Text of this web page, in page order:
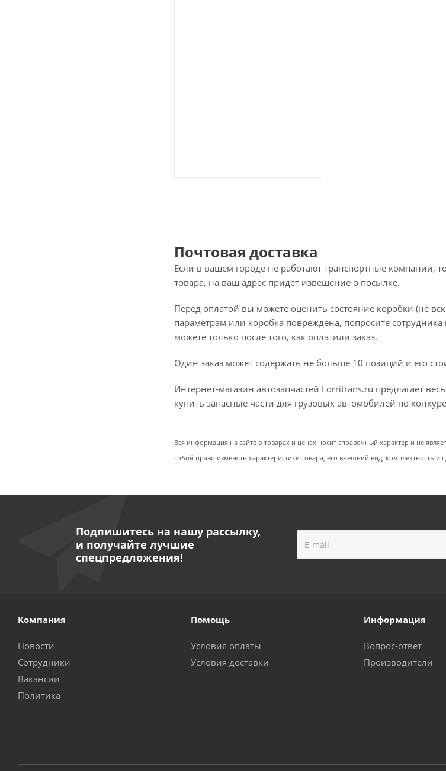
Почтовая доставка
Если в вашем городе не работают транспортные компании,
товара, на ваш адрес придет извещение о посылке.
Перед оплатой вы можете оценить состояние коробки (не
параметрам или коробка повреждена, попросите
можете только после того, как оплатили заказ.
Один заказ может содержать не больше 10 позиций и его
Интернет-магазин автозапчастей Lorritrans.ru предлагает
купить запасные части для грузовых автомобилей по
Вся информация на сайте о товарах и ценах носит справочный характер и не
собой право изменять характеристики товара, его внешний вид, комплектность и
Подпишитесь на нашу рассылку,
и получайте лучшие
спецпредложения!
Компания
Новости
Сотрудники
Вакансии
Политика
Помощь
Условия оплаты
Условия доставки
Информация
Вопрос-ответ
Производители